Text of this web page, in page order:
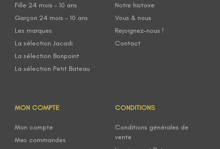
Fille 24 mois – 10 ans
Garçon 24 mois – 10 ans
Les marques
La sélection Jacadi
La sélection Bonpoint
La sélection Petit Bateau
Notre histoire
Vous & nous
Rejoignez-nous !
Contact
MON COMPTE
Mon compte
Mes commandes
CONDITIONS
Conditions générales de
vente